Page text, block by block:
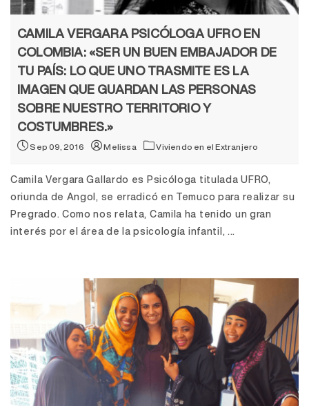
CAMILA VERGARA PSICÓLOGA UFRO EN
COLOMBIA: «SER UN BUEN EMBAJADOR DE
TU PAÍS: LO QUE UNO TRASMITE ES LA
IMAGEN QUE GUARDAN LAS PERSONAS
SOBRE NUESTRO TERRITORIO Y
COSTUMBRES.»
Sep 09, 2016 Melissa Viviendo en el Extranjero
Camila Vergara Gallardo es Psicóloga titulada UFRO,
oriunda de Angol, se erradicó en Temuco para realizar su
Pregrado. Como nos relata, Camila ha tenido un gran
interés por el área de la psicología infantil, ...